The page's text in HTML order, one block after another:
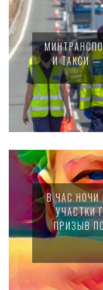
И ТАКСИ
В ЧАС НОЧИ
УЧАСТКИ
ПРИЗЫВ